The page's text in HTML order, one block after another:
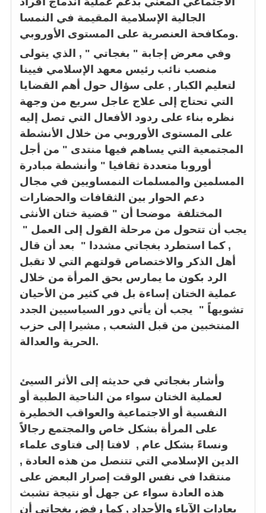
الجالية الإسلامية المقيمة في النمسا
ومكافحة العنصرية على المستوى الأوروبي.
وفي معرض إجابة " بغجاتي " , الذي يتولى
منصب نائب رئيس معهد الإسلامي فيينا
لتعليم الكبار , على سؤال حول أهم القضايا
التي تحتاج إلى علاج عاجل سريع من وجهة
نظره بناء على ردود الأفعال التي تصل إليه
على المستوى الأوروبي من خلال الأنشطة
المجتمعية التي يساهم فيها منتدى " من أجل
أوروبا متعددة ثقافيا " وأنشطة مبادرة
المسلمين والمسلمات النمساويين في مجال
دعم الحوار بين الثقافات والحضارات
المختلفة موضحا أن " قضية ختان الأنثى
يجب أن تتحول من مرحلة القول إلى العمل "
, كما استطرد بغجاتي مشددا " بعد أن قال
أهل الذكر والاختصاص قولتهم التي لا تقبل
الرد بكون ما يمارس بحق المرأة من خلال
عملية الختان إساءة بل في كثير من الأحيان
تشويهاً " يجب أن يأتي دور السياسيين الجدد
المنتخبين من قبل الشعب , مشيرا إلى حزب
الحرية والعدالة.
وأشار بغجاتي في حديثه إلى الأثر السيئ
لعملية الختان سواء من الناحية الطبية أو
النفسية أو الاجتماعية والعواقب الخطيرة
على المرأة بشكل خاص والمجتمع رجالاً
ونساءً بشكل عام , لافتا إلى فتاوى علماء
الدين الإسلامي التي تتنصل من هذه العادة ,
منتقدا في نفس الوقت إصرار البعض على
هذه العادة سواء عن جهل أو نتيجة تشبث
بعادات الآباء والأجداد , كما رفض بغجاتي أن